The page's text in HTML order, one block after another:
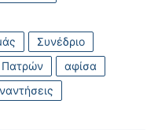
Συνέδριο
Πατρών
αφίσα